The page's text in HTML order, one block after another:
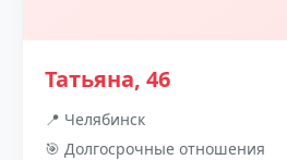
Татьяна, 46
📍 Челябинск
🎯 Долгосрочные отношения